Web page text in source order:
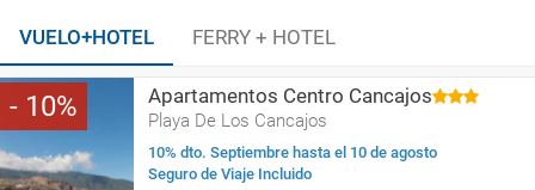
VUELO+HOTEL FERRY + HOTEL
10 Apartamentos Centro Cancajos
Playa De Los Cancajos
10% dto. Septiembre hasta el 10 de agosto
Seguro de Viaje Incluido